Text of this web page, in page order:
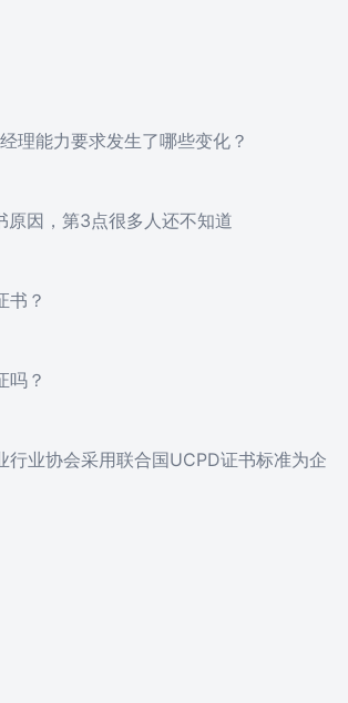
理能力要求发生了哪些变化？
原因，第3点很多人还不知道
书？
吗？
行业协会采用联合国UCPD证书标准为企